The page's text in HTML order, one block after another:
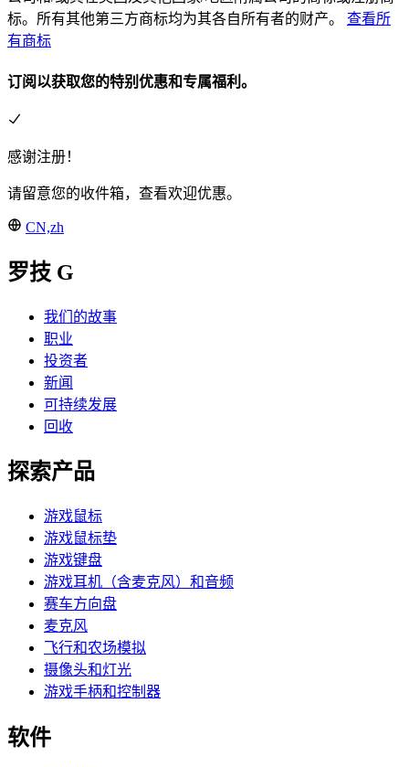
标。所有其他第三方商标均为其各自所有者的财产。 查看所
有商标
订阅以获取您的特别优惠和专属福利。
感谢注册！
请留意您的收件箱，查看欢迎优惠。
CN,zh
罗技 G
我们的故事
职业
投资者
新闻
可持续发展
回收
探索产品
游戏鼠标
游戏鼠标垫
游戏键盘
游戏耳机（含麦克风）和音频
赛车方向盘
麦克风
飞行和农场模拟
摄像头和灯光
游戏手柄和控制器
软件